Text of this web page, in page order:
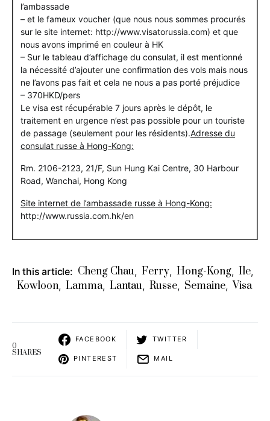
l’ambassade
– et le fameux voucher (que nous nous sommes procurés
sur le site internet: http://www.visatorussia.com) et que
nous avons imprimé en couleur à HK
– Sur le tableau d’affichage du consulat, il est mentionné
la nécessité d’ajouter une confirmation des vols mais nous
ne l’avons pas fait et cela ne nous a pas porté préjudice
– 370HKD/pers
Le visa est récupérable 7 jours après le dépôt, le
traitement en urgence n’est pas possible pour un touriste
de passage (seulement pour les résidents).Adresse du
consulat russe à Hong-Kong:
Rm. 2106-2123, 21/F, Sun Hung Kai Centre, 30 Harbour
Road, Wanchai, Hong Kong
Site internet de l’ambassade russe à Hong-Kong:
http://www.russia.com.hk/en
In this article: Cheng Chau, Ferry, Hong-Kong, Ile,
Kowloon, Lamma, Lantau, Russe, Semaine, Visa
0
SHARES
FACEBOOK TWITTER
PINTEREST MAIL